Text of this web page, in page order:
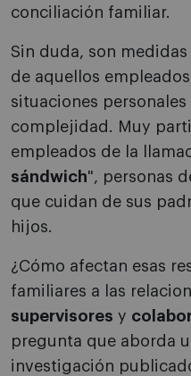
conciliación familiar.
Sin duda, son
de aquellos
situaciones
complejidad. Muy
empleados de la
sándwich", personas
que cuidan de sus
hijos.
¿Cómo afectan esas
familiares a las
supervisores y
pregunta que aborda
investigación